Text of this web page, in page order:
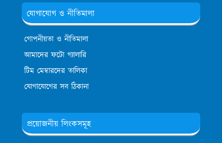
যোগাযোগ ও নীতিমালা
গোপনীয়তা ও নীতিমালা
আমাদের ফটো গ্যালারি
টিম মেম্বারদের তালিকা
যোগাযোগের সব ঠিকানা
প্রয়োজনীয় লিংকসমূহ